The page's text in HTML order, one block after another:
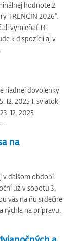
hodnote 2
TRENČÍN 2026“.
vymieňať 13.
k dispozícii aj v
riadnej dovolenky
12. 2025 1. sviatok
12. 2025
na
ďalšom období.
už v sobotu 3.
vás na ňu srdečne
rýchla na prípravu.